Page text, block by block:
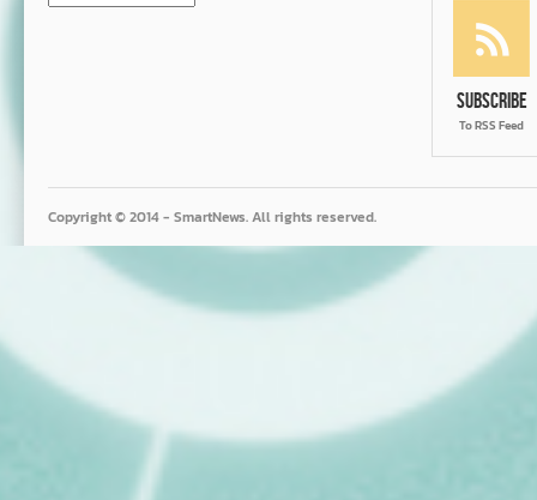
Subscribe
To RSS Feed
Copyright © 2014 - SmartNews. All rights reserved.